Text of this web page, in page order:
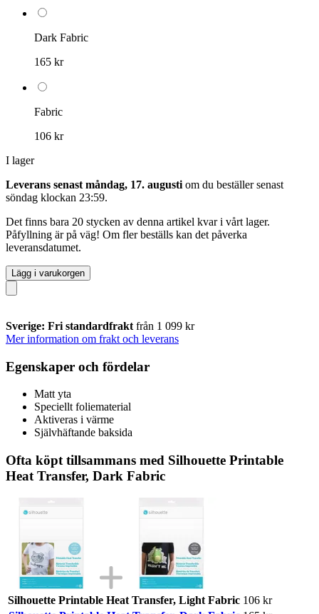
Dark Fabric
165 kr
Fabric
106 kr
I lager
Leverans senast måndag, 17. augusti om du beställer senast
söndag klockan 23:59.
Det finns bara 20 stycken av denna artikel kvar i vårt lager.
Påfyllning är på väg! Om fler beställs kan det påverka
leveransdatumet.
Lägg i varukorgen
Sverige: Fri standardfrakt från 1 099 kr
Mer information om frakt och leverans
Egenskaper och fördelar
Matt yta
Speciellt foliematerial
Aktiveras i värme
Självhäftande baksida
Ofta köpt tillsammans med Silhouette Printable
Heat Transfer, Dark Fabric
Silhouette Printable Heat Transfer, Light Fabric 106 kr